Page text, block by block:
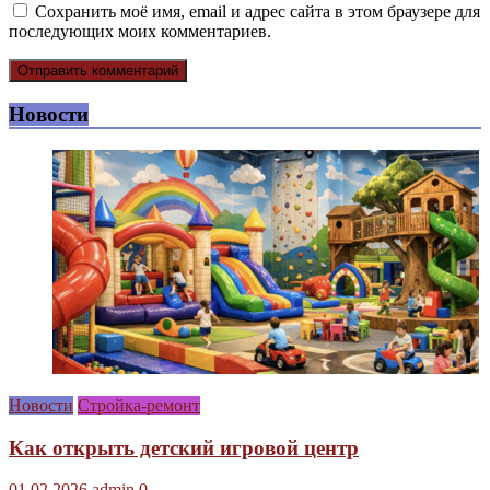
Сохранить моё имя, email и адрес сайта в этом браузере для
последующих моих комментариев.
Новости
Новости Стройка-ремонт
Как открыть детский игровой центр